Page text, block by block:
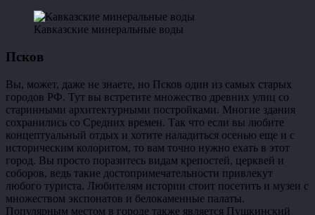
Кавказские минеральные воды
Псков
Вы, может, даже не знаете, но Псков один из самых старых
городов РФ. Тут вы встретите множество древних улиц со
старинными архитектурными постройками. Многие здания
сохранились со Средних времен. Так что если вы любите
концептуальный отдых и хотите наладиться осенью еще и с
историческим колоритом, то вам точно нужно ехать в этот
город. Вы просто поразитесь видам крепостей, церквей и
соборов, ведь такие достопримечательности привлекут
любого туриста. Любителям истории стоит посетить и музеи с
множеством экспонатов и белокаменные палаты.
Популярным местом в городе также является Пушкинский